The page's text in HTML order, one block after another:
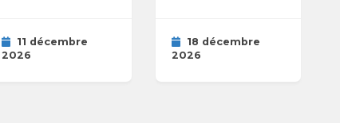
11 décembre
2026
18 décembre
2026